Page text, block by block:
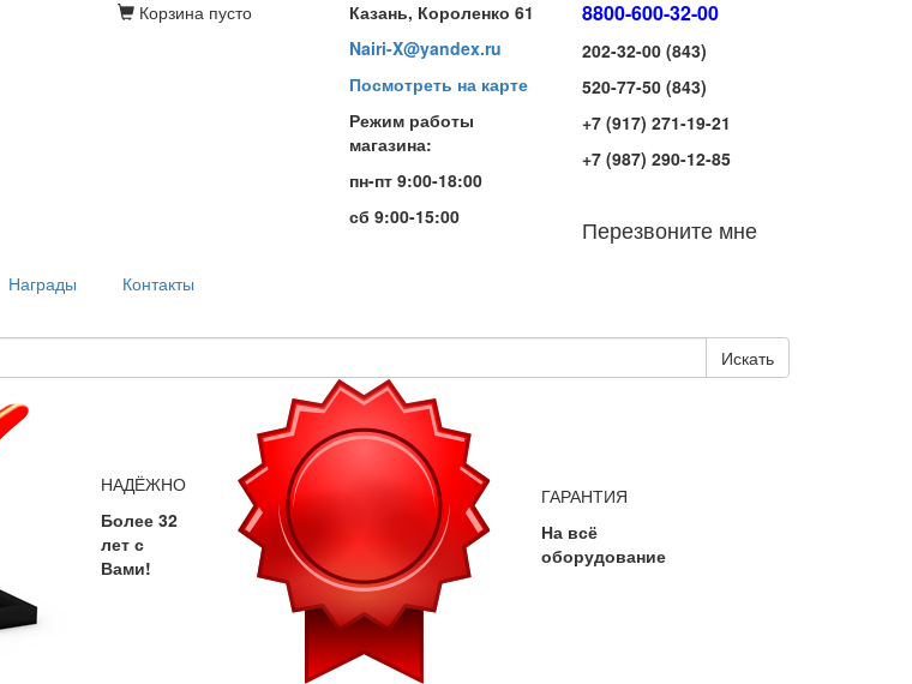
Корзина пусто
Казань, Короленко 61
Nairi-X@yandex.ru
Посмотреть на карте
Режим работы
магазина:
пн-пт 9:00-18:00
сб 9:00-15:00
8800-600-32-00
202-32-00 (843)
520-77-50 (843)
+7 (917) 271-19-21
+7 (987) 290-12-85
Перезвоните мне
Награды Контакты
Искать
НАДЁЖНО
Более 32
лет с
Вами!
ГАРАНТИЯ
На всё
оборудование